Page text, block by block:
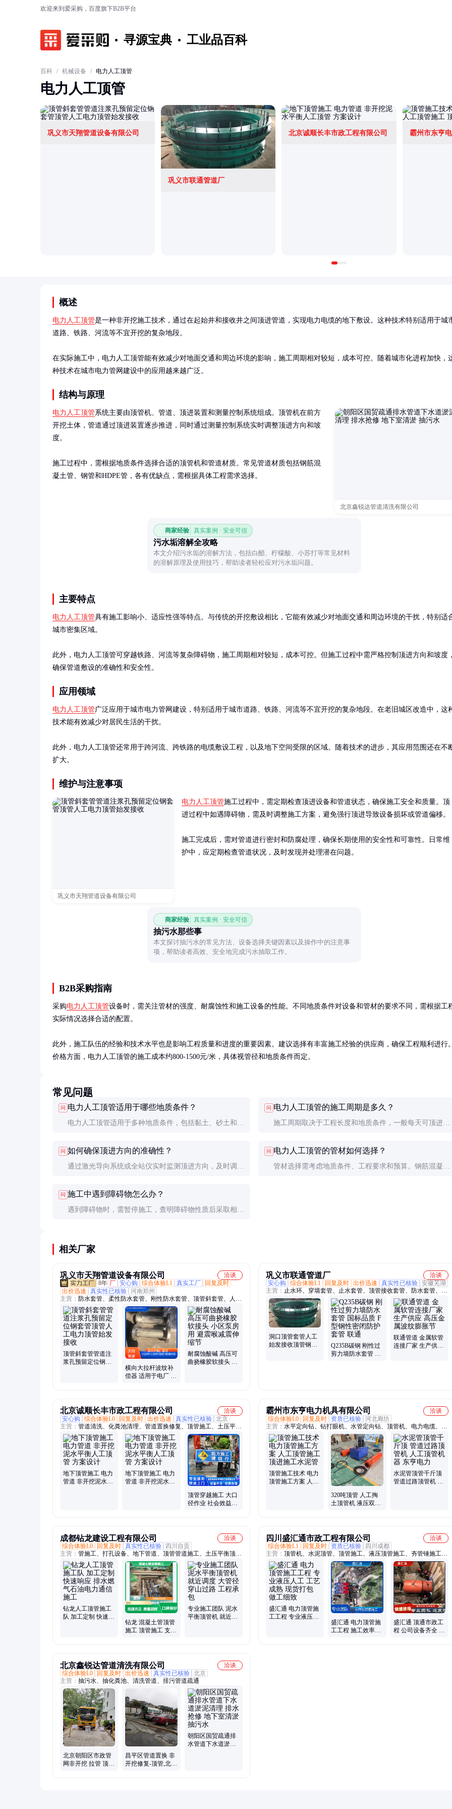
欢迎来到爱采购，百度旗下B2B平台
寻源宝典 工业品百科
百科 / 机械设备 / 电力人工顶管
电力人工顶管
巩义市天翔管道设备有限公司
巩义市联通管道厂
北京诚顺长丰市政工程有限公司 霸州市东亨
概述
电力人工顶管是一种非开挖施工技术，通过在起始井和接收井之间顶进管道，实现电力电缆的地下敷设。这种技术特别适用于城
道路、铁路、河流等不宜开挖的复杂地段。
在实际施工中，电力人工顶管能有效减少对地面交通和周边环境的影响，施工周期相对较短，成本可控。随着城市化进程加快，
种技术在城市电力管网建设中的应用越来越广泛。
结构与原理
北京鑫锐达管道清洗有限公司
电力人工顶管系统主要由顶管机、管道、顶进装置和测量控制系统组成。顶管机在前方
开挖土体，管道通过顶进装置逐步推进，同时通过测量控制系统实时调整顶进方向和坡
度。
施工过程中，需根据地质条件选择合适的顶管机和管道材质。常见管道材质包括钢筋混
凝土管、钢管和HDPE管，各有优缺点，需根据具体工程需求选择。
商家经验 真实案例 · 安全可信
污水垢溶解全攻略
本文介绍污水垢的溶解方法，包括白醋、柠檬酸、小苏打等常见材料
的溶解原理及使用技巧，帮助读者轻松应对污水垢问题。
主要特点
电力人工顶管具有施工影响小、适应性强等特点。与传统的开挖敷设相比，它能有效减少对地面交通和周边环境的干扰，特别适
城市密集区域。
此外，电力人工顶管可穿越铁路、河流等复杂障碍物，施工周期相对较短，成本可控。但施工过程中需严格控制顶进方向和坡度
确保管道敷设的准确性和安全性。
应用领域
电力人工顶管广泛应用于城市电力管网建设，特别适用于城市道路、铁路、河流等不宜开挖的复杂地段。在老旧城区改造中，这
技术能有效减少对居民生活的干扰。
此外，电力人工顶管还常用于跨河流、跨铁路的电缆敷设工程，以及地下空间受限的区域。随着技术的进步，其应用范围还在不
扩大。
维护与注意事项
巩义市天翔管道设备有限公司
电力人工顶管施工过程中，需定期检查顶进设备和管道状态，确保施工安全和质量。顶
进过程中如遇障碍物，需及时调整施工方案，避免强行顶进导致设备损坏或管道偏移。
施工完成后，需对管道进行密封和防腐处理，确保长期使用的安全性和可靠性。日常维
护中，应定期检查管道状况，及时发现并处理潜在问题。
商家经验 真实案例 · 安全可信
抽污水那些事
本文探讨抽污水的常见方法、设备选择关键因素以及操作中的注意事
项，帮助读者高效、安全地完成污水抽取工作。
B2B采购指南
采购电力人工顶管设备时，需关注管材的强度、耐腐蚀性和施工设备的性能。不同地质条件对设备和管材的要求不同，需根据工
实际情况选择合适的配置。
此外，施工队伍的经验和技术水平也是影响工程质量和进度的重要因素。建议选择有丰富施工经验的供应商，确保工程顺利进行
价格方面，电力人工顶管的施工成本约800-1500元/米，具体视管径和地质条件而定。
常见问题
问 电力人工顶管适用于哪些地质条件？
电力人工顶管适用于多种地质条件，包括黏土、砂土和岩
措施，防止塌方。
问 电力人工顶管的施工周期是多久？
施工周期取决于工程长度和地质条件，一般每天可顶进
可能需要数周。
问 如何确保顶进方向的准确性？
通过激光导向系统或全站仪实时监测顶进方向，及时调整
问 电力人工顶管的管材如何选择？
管材选择需考虑地质条件、工程要求和预算。钢筋混凝土
问 施工中遇到障碍物怎么办？
遇到障碍物时，需暂停施工，查明障碍物性质后采取相应
相关厂家
巩义市天翔管道设备有限公司
洽谈
8年 厂 安心购 综合体验L1 真实工厂
回复及时
出价迅速
真实性已核验 河南郑州
主营： 防水套管、柔性防水套管、刚性防水套管、顶管斜套管、人防
密闭套管、防护密闭套管、波纹补偿器、补偿器、套筒补偿器、波纹
膨胀节、膨胀节、刚性套管、柔性套管、通风套管、密闭套管、电气
套管、组合套管、止水套管、预埋套管、旋转补偿器、橡胶接头、橡
胶软接头、橡胶软连接、伸缩器、伸缩接头、传力接头
顶管斜套管管道注
浆孔预留定位钢套
横向大拉杆波纹补
偿器 适用于电厂 管
耐腐蚀酸碱 高压可
曲挠橡胶软接头 小
巩义市联通管道厂
洽谈
安心购
综合体验L1 回复及时 出价迅速 真实性已核验 安徽芜湖
主营： 止水环、穿墙套管、止水套管、顶管接收套管、防水套管、人
防密闭套管、防护密闭套管、套筒补偿器、球形补偿器、橡胶软连
接、柔性防水套管、电气套管、通风套管、旋转补偿器、橡胶软接
头、刚性防水套管、补偿器、伸缩器、橡胶接头、膨胀节、传力接
头、波纹补偿器、鸭嘴阀、波纹膨胀节、金属膨胀节、不锈钢防水套
管
洞口顶管套管人工
始发接收顶管钢套
Q235B碳钢 刚性过
剪力墙防水套管 国
联通管道 金属软管
连接厂家 生产供应
北京诚顺长丰市政工程有限公司
洽谈
安心购
综合体验L0 回复及时 出价迅速 真实性已核验 北京
主营： 管道清洗、化粪池清理、管道置换修复、顶管施工、土压平衡
顶管施工、非开挖顶管施工、管道非开挖顶管、管道非开挖顶管施
工、燃气顶管拉管施工、供应非开挖顶管公司、非开挖顶管施工建
设、非开挖顶管、非开挖顶管作业、地下顶管、全城非开挖顶管、拉
管施工、导向钻拉管施工、定向钻拉管、雨污管道检测排查、管道修
复、管道检测置换修复、定向钻拉管施工、非开挖管道工程、液压非
开挖钻机、专业非开挖施工
地下顶管施工 电力
管道 非开挖泥水平
地下顶管施工 电力
管道 非开挖泥水平
顶管穿越施工 大口
径作业 社会效益突
霸州市东亨电力机具有限公司
洽谈
综合体验L0
回复及时 资质已核验 河北廊坊
主营： 水平定向钻、钻打眼机、水管定向钻、顶管机、电力电缆、电
力放线车、多功能电力、穿管器、钻孔机、抓污水井、三脚立杆、地
下管道、过路机器、水钻过路、自动机子、水管过路、水钻打眼、拖
拉机绞磨、水管打孔机、电缆输送机、玻璃钢管道、三脚架立杆、电
缆传送机、水钻打孔机、铲车挖坑机
顶管施工技术 电力
顶管施工方案 人工
320吨顶管 人工掏
土顶管机 液压双缸
水泥管顶管千斤顶
管道过路顶管机 人
成都钻龙建设工程有限公司
洽谈
综合体验L0
回复及时 真实性已核验
四川自贡
主营： 管施工、打孔设备、地下管道、顶管管道施工、土压平衡顶
管、马路污水顶管、非开挖顶管工程、泥水平衡、工作井制作、定向
钻施工、非开挖定向钻
钻龙人工顶管施工
队 加工定制 快速响
钻龙 混凝土管顶管
施工 顶管施工 支持
专业施工团队 泥水
平衡顶管机 就近调
四川盛汇通市政工程有限公司
洽谈
综合体验L1
回复及时 资质已核验
四川成都
主营： 顶管机、水泥顶管、顶管施工、液压顶管施工、夯管锤施工、
水平定向钻、定向钻
盛汇通 电力顶管施
工工程 专业液压人
盛汇通 电力顶管施
工工程 施工效率高
盛汇通 顶通市政工
程 公司设备齐全 节
北京鑫锐达管道清洗有限公司
洽谈
综合体验L0
回复及时 出价迅速 真实性已核验 北京
主营： 抽污水、抽化粪池、清洗管道、排污管道疏通
北京朝阳区市政管
网非开挖 拉管 顶管
昌平区管道置换 非
开挖修复-顶管,北京
朝阳区国贸疏通排
水管道下水道淤泥